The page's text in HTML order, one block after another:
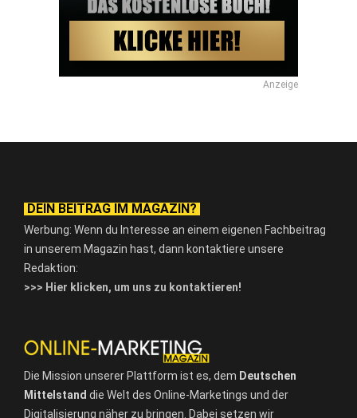
Anzeige
DEIN BEITRAG IM MAGAZIN?
Werbung: Wenn du Interesse an einem eigenen Fachbeitrag
in unserem Magazin hast, dann kontaktiere unsere
Redaktion:
>>> Hier klicken, um uns zu kontaktieren!
Die Mission unserer Plattform ist es, dem Deutschen
Mittelstand die Welt des Online-Marketings und der
Digitalisierung näher zu bringen. Dabei setzen wir